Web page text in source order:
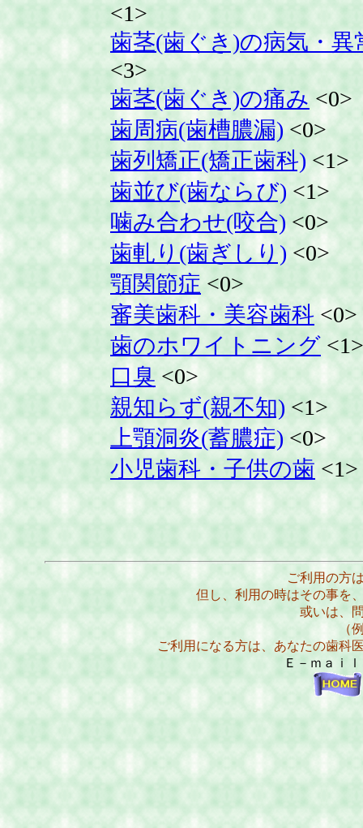
<1>
歯茎(歯ぐき)の病気・異
<3>
歯茎(歯ぐき)の痛み <0>
歯周病(歯槽膿漏) <0>
歯列矯正(矯正歯科)<1>
歯並び(歯ならび) <1>
噛み合わせ(咬合) <0>
歯軋り(歯ぎしり) <0>
顎関節症 <0>
審美歯科・美容歯科 <0>
歯のホワイトニング <1>
口臭 <0>
親知らず(親不知) <1>
上顎洞炎(蓄膿症) <0>
小児歯科・子供の歯 <1>
ご利用の方
但し、利用の時はその事を
或いは、
（
ご利用になる方は、あなたの歯科
Ｅ－ｍａｉ